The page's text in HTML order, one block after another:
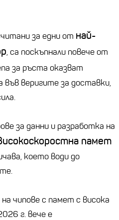
за едни от най-
, са поскъпнали повече от
за ръста оказват
веригите за доставки,
за данни и разработка на
памет
което води до
чипове с памет с висока
г. вече е